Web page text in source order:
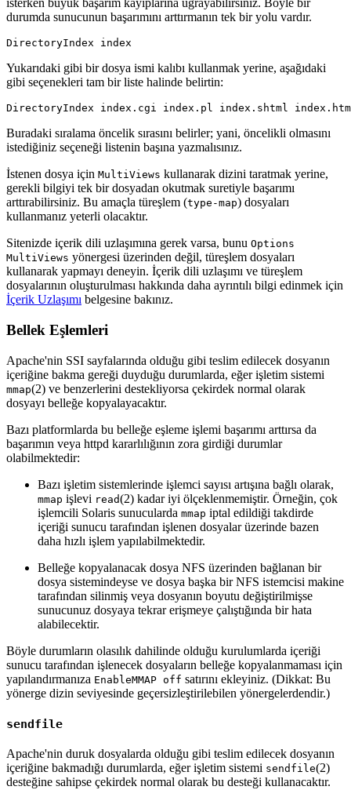
isterken büyük başarım kayıplarına uğrayabilirsiniz. Böyle bir
durumda sunucunun başarımını arttırmanın tek bir yolu vardır.
DirectoryIndex index
Yukarıdaki gibi bir dosya ismi kalıbı kullanmak yerine, aşağıdaki
gibi seçenekleri tam bir liste halinde belirtin:
DirectoryIndex index.cgi index.pl index.shtml
Buradaki sıralama öncelik sırasını belirler; yani, öncelikli olmasını
istediğiniz seçeneği listenin başına yazmalısınız.
İstenen dosya için MultiViews kullanarak dizini taratmak yerine,
gerekli bilgiyi tek bir dosyadan okutmak suretiyle başarımı
arttırabilirsiniz. Bu amaçla türeşlem (type-map) dosyaları
kullanmanız yeterli olacaktır.
Sitenizde içerik dili uzlaşımına gerek varsa, bunu Options
MultiViews yönergesi üzerinden değil, türeşlem dosyaları
kullanarak yapmayı deneyin. İçerik dili uzlaşımı ve türeşlem
dosyalarının oluşturulması hakkında daha ayrıntılı bilgi edinmek için
İçerik Uzlaşımı belgesine bakınız.
Bellek Eşlemleri
Apache'nin SSI sayfalarında olduğu gibi teslim edilecek dosyanın
içeriğine bakma gereği duyduğu durumlarda, eğer işletim sistemi
mmap(2) ve benzerlerini destekliyorsa çekirdek normal olarak
dosyayı belleğe kopyalayacaktır.
Bazı platformlarda bu belleğe eşleme işlemi başarımı arttırsa da
başarımın veya httpd kararlılığının zora girdiği durumlar
olabilmektedir:
Bazı işletim sistemlerinde işlemci sayısı artışına bağlı olarak,
mmap işlevi read(2) kadar iyi ölçeklenmemiştir. Örneğin, çok
işlemcili Solaris sunucularda mmap iptal edildiği takdirde
içeriği sunucu tarafından işlenen dosyalar üzerinde bazen
daha hızlı işlem yapılabilmektedir.
Belleğe kopyalanacak dosya NFS üzerinden bağlanan bir
dosya sistemindeyse ve dosya başka bir NFS istemcisi makine
tarafından silinmiş veya dosyanın boyutu değiştirilmişse
sunucunuz dosyaya tekrar erişmeye çalıştığında bir hata
alabilecektir.
Böyle durumların olasılık dahilinde olduğu kurulumlarda içeriği
sunucu tarafından işlenecek dosyaların belleğe kopyalanmaması için
yapılandırmanıza EnableMMAP off satırını ekleyiniz. (Dikkat: Bu
yönerge dizin seviyesinde geçersizleştirilebilen yönergelerdendir.)
sendfile
Apache'nin duruk dosyalarda olduğu gibi teslim edilecek dosyanın
içeriğine bakmadığı durumlarda, eğer işletim sistemi sendfile(2)
desteğine sahipse çekirdek normal olarak bu desteği kullanacaktır.